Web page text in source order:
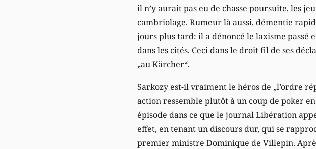
il n’y aurait pas eu de chasse poursuite, les
cambriolage. Rumeur là aussi, démentie
jours plus tard: il a dénoncé le laxisme passé
dans les cités. Ceci dans le droit fil de ses
„au Kärcher“.
Sarkozy est-il vraiment le héros de „l’ordre
action ressemble plutôt à un coup de poker
épisode dans ce que le journal Libération
effet, en tenant un discours dur, qui se
premier ministre Dominique de Villepin.